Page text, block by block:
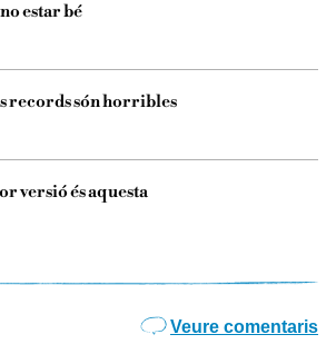
estar bé
records són horribles
versió és aquesta
Veure comentaris